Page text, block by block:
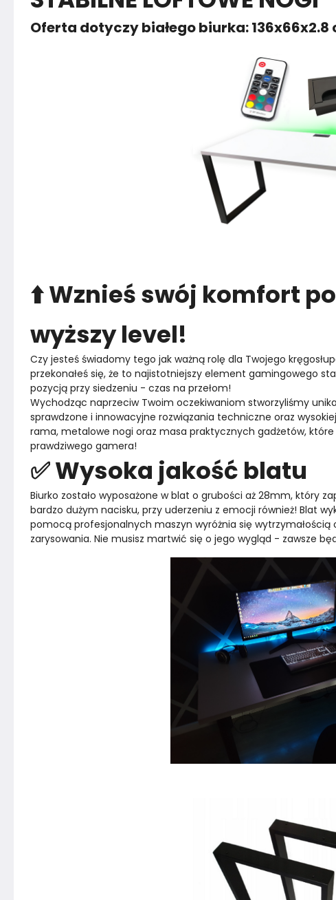
Kolor nóżek Czarny
Rozłożony
Oferta dotyczy białego biurka: 136x66x2.8
⬆️ Wznieś swój komfort
wyższy level!
Czy jesteś świadomy tego jak ważną rolę dla Twojego
przekonałeś się, że to najistotniejszy element gamingowego
pozycją przy siedzeniu - czas na przełom!
Wychodząc naprzeciw Twoim oczekiwaniom stworzyliśmy
sprawdzone i innowacyjne rozwiązania techniczne oraz
rama, metalowe nogi oraz masa praktycznych gadżetów,
prawdziwego gamera!
✅ Wysoka jakość blatu
Biurko zostało wyposażone w blat o grubości aż 28mm, który
bardzo dużym nacisku, przy uderzeniu z emocji również! Blat
pomocą profesjonalnych maszyn wyróżnia się wytrzymałością
zarysowania. Nie musisz martwić się o jego wygląd - zawsze